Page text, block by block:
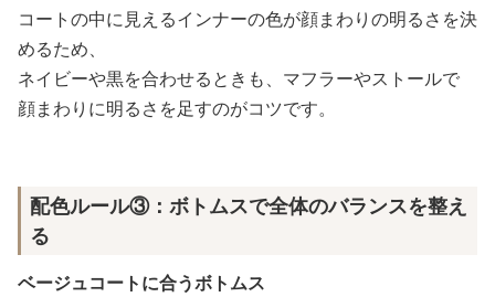
コートの中に見えるインナーの色が顔まわりの明るさを決
めるため、
ネイビーや黒を合わせるときも、マフラーやストールで
顔まわりに明るさを足すのがコツです。
配色ルール③：ボトムスで全体のバランスを整え
る
ベージュコートに合うボトムス